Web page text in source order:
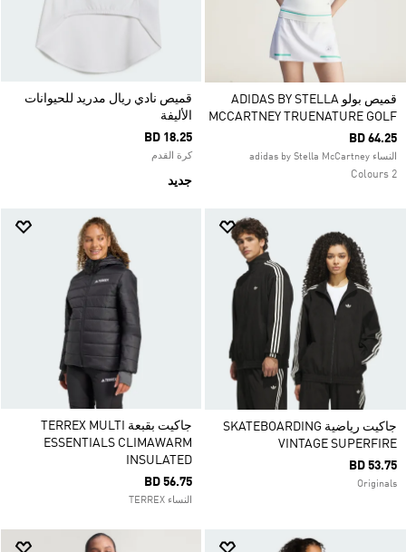
قميص بولو ADIDAS BY STELLA
MCCARTNEY TRUENATURE GOLF
BD 64.25
النساء adidas by Stella McCartney
2 Colours
قميص نادي ريال مدريد للحيوانات
الأليفة
BD 18.25
كرة القدم
جديد
جاكيت رياضية SKATEBOARDING
VINTAGE SUPERFIRE
BD 53.75
Originals
جاكيت بقبعة TERREX MULTI
ESSENTIALS CLIMAWARM
INSULATED
BD 56.75
النساء TERREX